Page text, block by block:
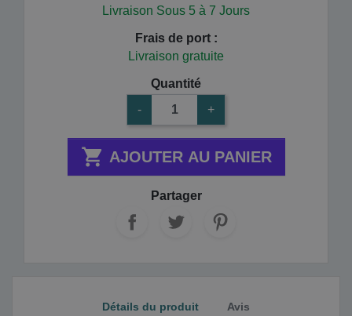
Livraison Sous 5 à 7 Jours
Frais de port :
Livraison gratuite
Quantité
-
+
 AJOUTER AU PANIER
Partager
Détails du produit Avis